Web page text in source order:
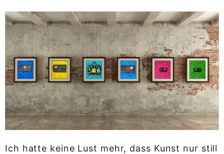
Ich hatte keine Lust mehr, dass Kunst nur still